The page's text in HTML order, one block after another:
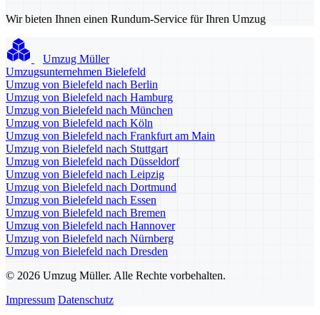
Wir bieten Ihnen einen Rundum-Service für Ihren Umzug
Umzug Müller
Umzugsunternehmen Bielefeld
Umzug von Bielefeld nach Berlin
Umzug von Bielefeld nach Hamburg
Umzug von Bielefeld nach München
Umzug von Bielefeld nach Köln
Umzug von Bielefeld nach Frankfurt am Main
Umzug von Bielefeld nach Stuttgart
Umzug von Bielefeld nach Düsseldorf
Umzug von Bielefeld nach Leipzig
Umzug von Bielefeld nach Dortmund
Umzug von Bielefeld nach Essen
Umzug von Bielefeld nach Bremen
Umzug von Bielefeld nach Hannover
Umzug von Bielefeld nach Nürnberg
Umzug von Bielefeld nach Dresden
© 2026 Umzug Müller. Alle Rechte vorbehalten.
Impressum Datenschutz